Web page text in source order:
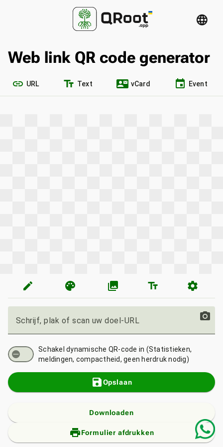
language
Web link QR code generator
link URL text_fields Text contact_mail vCard event Event
edit palette photo_library text_fields settings
Schrijf, plak of scan uw doel-URL photo_camera
Schakel dynamische QR-code in (Statistieken,
meldingen, compactheid, geen herdruk nodig)
saveOpslaan
Downloaden
print_add
Formulier afdrukken